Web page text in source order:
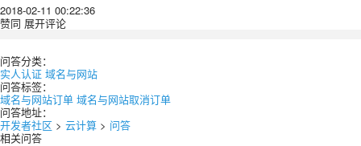
2018-02-11 00:22:36
赞同 展开评论
问答分类：
实人认证 域名与网站
问答标签：
域名与网站订单 域名与网站取消订单
问答地址：
开发者社区 > 云计算 > 问答
相关问答